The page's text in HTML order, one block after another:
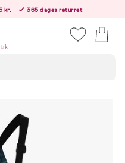
kr.
365 dages returret